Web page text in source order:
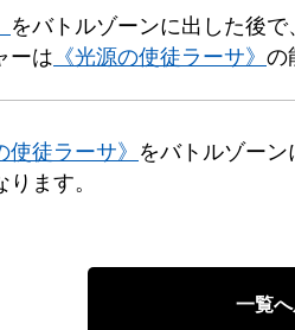
をバトルゾーンに出した後
ーは 《光源の使徒ラーサ》 の
使徒ラーサ》 をバトルゾー
ます。
一覧